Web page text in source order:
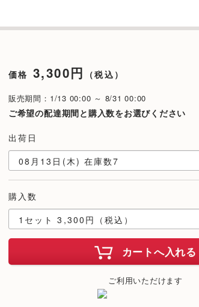
価格 3,300円 （税込）
販売期間：1/13 00:00 ～ 8/31 00:00
ご希望の配達期間と購入数をお選びください
出荷日
購入数
カートへ入れる
ご利用いただけます